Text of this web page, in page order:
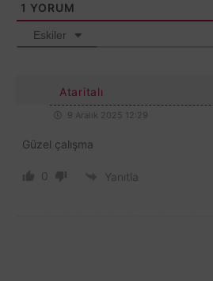
1 YORUM
Eskiler
Ataritalı
9 Aralık 2025 12:29
Güzel çalışma
0 Yanıtla